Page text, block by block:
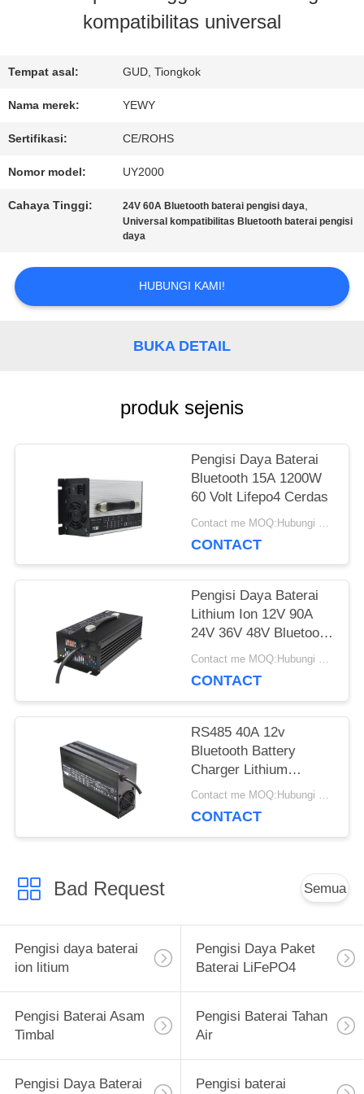
BERITA
POLICY
kompatibilitas universal
Tempat asal: GUD, Tiongkok
Nama merek: YEWY
Sertifikasi: CE/ROHS
Nomor model: UY2000
Cahaya Tinggi: 24V 60A Bluetooth baterai pengisi daya,
Universal kompatibilitas Bluetooth baterai pengisi
daya
HUBUNGI KAMI!
BUKA DETAIL
produk sejenis
Pengisi Daya Baterai
Bluetooth 15A 1200W
60 Volt Lifepo4 Cerdas
Contact me MOQ:Hubungi saya
CONTACT
Pengisi Daya Baterai
Lithium Ion 12V 90A
24V 36V 48V Bluetooth
Kuat
Contact me MOQ:Hubungi saya
CONTACT
RS485 40A 12v
Bluetooth Battery
Charger Lithium
Serbaguna Dan EfisienContact me MOQ:Hubungi saya
CONTACT
Bad Request Semua
Pengisi daya baterai
ion litium
Pengisi Daya Paket
Baterai LiFePO4
Pengisi Baterai Asam
Timbal
Pengisi Baterai Tahan
Air
Pengisi Daya Baterai Pengisi baterai